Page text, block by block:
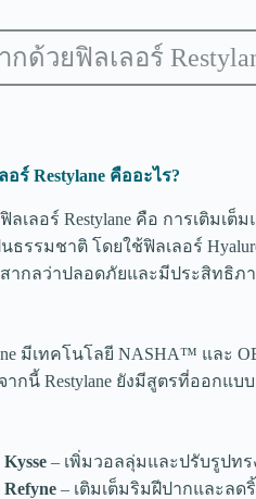
กด้วยฟิลเลอร์
ร์ Restylane คืออะไร?
ลเลอร์ Restylane คือ การเติม
นธรรมชาติ โดยใช้ฟิลเลอร์
ากลว่าปลอดภัยและมีประสิทธิ
มีเทคโนโลยี NASHA™ และ
กนี้ Restylane ยังมีสูตรที่ออกแ
– เพิ่มวอลลุ่มและปรับรูปท
Refyne – เติมเต็มริมฝีปากและลด